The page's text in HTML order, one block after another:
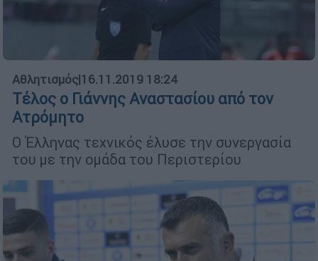
Αθλητισμός|16.11.2019 18:24
Τέλος ο Γιάννης Αναστασίου από τον
Ατρόμητο
Ο Έλληνας τεχνικός έλυσε την συνεργασία
του με την ομάδα του Περιστερίου